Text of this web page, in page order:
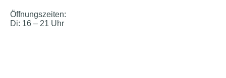
Öffnungszeiten:
Di: 16 – 21 Uhr